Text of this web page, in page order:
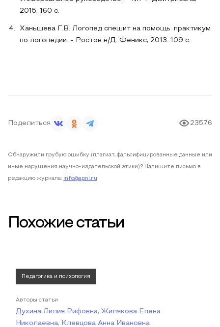
2015. 160 с.
Ханьшева Г.В. Логопед спешит на помощь: практикум
по логопедии. - Ростов н/Д: Феникс, 2013. 109 с.
Поделиться 23576
Обнаружили грубую ошибку (плагиат, фальсифицированные данные или
иные нарушения научно-издательской этики)? Напишите письмо в
редакцию журнала: info@apni.ru
Похожие статьи
Педагогика и психология
Авторы статьи
Духина Лилия Рифовна, Жилякова Елена
Николаевна, Клевцова Анна Ивановна